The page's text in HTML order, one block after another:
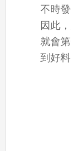
不時
因此
就會
到好